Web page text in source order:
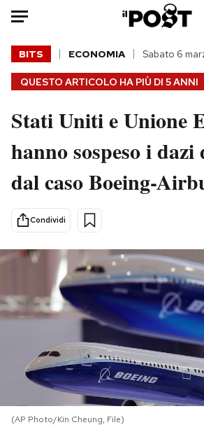
Auto
HOME
Italia
Politica
Tecnologia
Scienza
Economia
Sport
Moda
PODCAST
NEWSLETTER
QUESTO ARTICOLO HA PIÙ DI 5 ANNI
BITS ECONOMIA Sabato 6
Stati Uniti e Unione
hanno sospeso i
dal caso Boeing-
Condividi
(AP Photo/Kin Cheung, File)